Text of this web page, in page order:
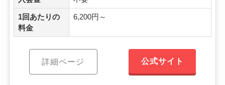
1回あたりの
料金
6,200円～
詳細ページ 公式サイト